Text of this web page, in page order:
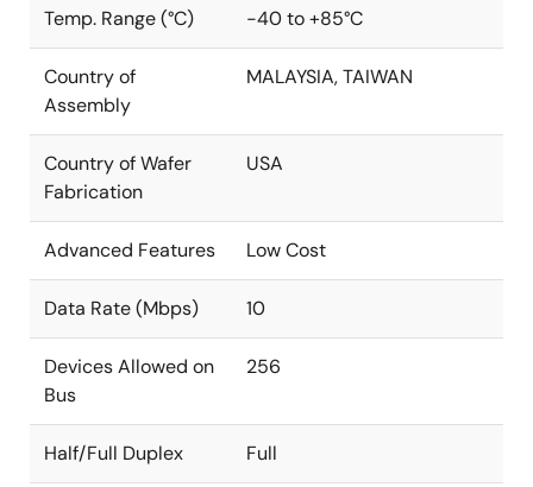
Temp. Range (°C) -40 to +85°C
Country of
Assembly
MALAYSIA, TAIWAN
Country of Wafer
Fabrication
USA
Advanced Features Low Cost
Data Rate (Mbps) 10
Devices Allowed on
Bus
256
Half/Full Duplex Full